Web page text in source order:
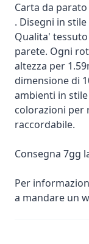
Carta da
. Disegni in
Qualita'
parete. Ogni
altezza per
dimensione di
ambienti in
colorazioni per
raccordabile.
Consegna 7gg
Per
a mandare un